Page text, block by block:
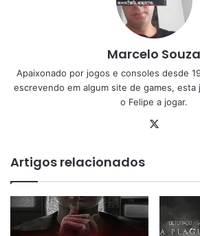
Marcelo Souza
Apaixonado por jogos e consoles desde
escrevendo em algum site de games, esta
o Felipe a jogar.
Artigos relacionados